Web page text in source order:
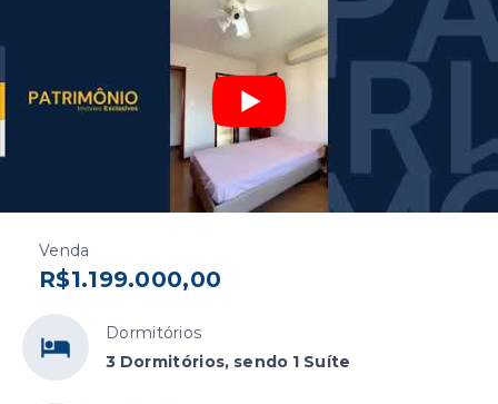
Venda
R$1.199.000,00
Dormitórios
3 Dormitórios, sendo 1 Suíte